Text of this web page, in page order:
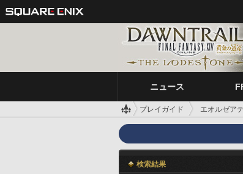
ニュース
プレイガイド エオルゼア
検索結果